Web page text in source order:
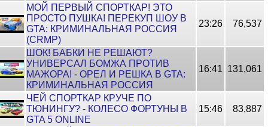
МОЙ ПЕРВЫЙ СПОРТКАР! ЭТО
ПРОСТО ПУШКА! ПЕРЕКУП ШОУ В
GTA: КРИМИНАЛЬНАЯ РОССИЯ
(CRMP)
23:26 76,537
ШОК! БАБКИ НЕ РЕШАЮТ?
УНИВЕРСАЛ БОМЖА ПРОТИВ
МАЖОРА! - ОРЕЛ И РЕШКА В GTA:
КРИМИНАЛЬНАЯ РОССИЯ
16:41 131,061
ЧЕЙ СПОРТКАР КРУЧЕ ПО
ТЮНИНГУ? - КОЛЕСО ФОРТУНЫ В
GTA 5 ONLINE
15:46 83,887